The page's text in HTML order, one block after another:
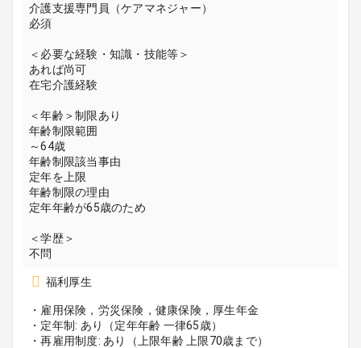
介護支援専門員（ケアマネジャー）
必須
＜必要な経験・知識・技能等＞
あれば尚可
在宅介護経験
＜年齢＞制限あり
年齢制限範囲
～64歳
年齢制限該当事由
定年を上限
年齢制限の理由
定年年齢が65歳のため
＜学歴＞
不問
福利厚生
・雇用保険，労災保険，健康保険，厚生年金
・定年制: あり（定年年齢 一律65歳）
・再雇用制度: あり（上限年齢 上限70歳まで）